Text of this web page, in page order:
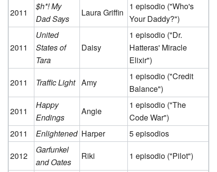
2011
$h*! My
Dad Says
Laura Griffin
1 episodio ("Who's
Your Daddy?")
2011
United
States of
Tara
Daisy
1 episodio ("Dr.
Hatteras' Miracle
Elixir")
2011
Traffic Light Amy
1 episodio ("Credit
Balance")
2011
Happy
Endings
Angie
1 episodio ("The
Code War")
2011
Enlightened Harper
5 episodios
2012
Garfunkel
and Oates
Riki 1 episodio ("Pilot")